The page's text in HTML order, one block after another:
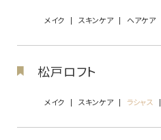
メイク スキンケア ヘアケア
松戸ロフト
メイク スキンケア ラシャス